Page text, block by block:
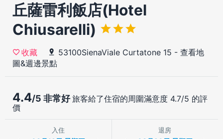
丘薩雷利飯店(Hotel
Chiusarelli)
收藏 53100SienaViale Curtatone 15 - 查看地
圖&週邊景點
4.4/5 非常好旅客給了住宿的周圍滿意度 4.7/5 的評
價
入住 退房